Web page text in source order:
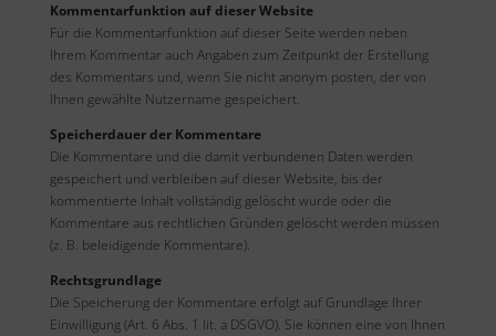
Kommentarfunktion auf dieser Website
Für die Kommentarfunktion auf dieser Seite werden neben
Ihrem Kommentar auch Angaben zum Zeitpunkt der Erstellung
des Kommentars und, wenn Sie nicht anonym posten, der von
Ihnen gewählte Nutzername gespeichert.
Speicherdauer der Kommentare
Die Kommentare und die damit verbundenen Daten werden
gespeichert und verbleiben auf dieser Website, bis der
kommentierte Inhalt vollständig gelöscht wurde oder die
Kommentare aus rechtlichen Gründen gelöscht werden müssen
(z. B. beleidigende Kommentare).
Rechtsgrundlage
Die Speicherung der Kommentare erfolgt auf Grundlage Ihrer
Einwilligung (Art. 6 Abs. 1 lit. a DSGVO). Sie können eine von Ihnen